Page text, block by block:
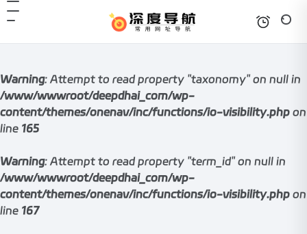
Warning: Attempt to read property "taxonomy" on null in
/www/wwwroot/deepdhai_com/wp-
content/themes/onenav/inc/functions/io-visibility.php on
line 165
Warning: Attempt to read property "term_id" on null in
/www/wwwroot/deepdhai_com/wp-
content/themes/onenav/inc/functions/io-visibility.php on
line 167